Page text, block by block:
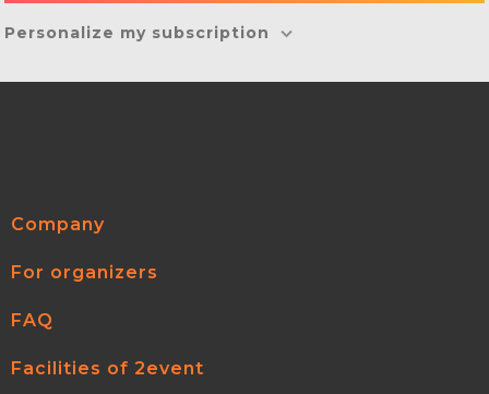
Personalize my subscription
Company
For organizers
FAQ
Facilities of 2event